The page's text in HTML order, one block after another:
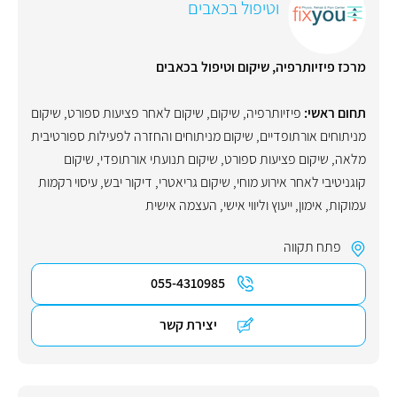
וטיפול בכאבים
מרכז פיזיותרפיה, שיקום וטיפול בכאבים
תחום ראשי: פיזיותרפיה, שיקום, שיקום לאחר פציעות ספורט, שיקום
מניתוחים אורתופדיים, שיקום מניתוחים והחזרה לפעילות ספורטיבית
מלאה, שיקום פציעות ספורט, שיקום תנועתי אורתופדי, שיקום
קוגניטיבי לאחר אירוע מוחי, שיקום גריאטרי, דיקור יבש,עיסוי רקמות
עמוקות, אימון,ייעוץ וליווי אישי, העצמה אישית
פתח תקווה
055-4310985
יצירת קשר